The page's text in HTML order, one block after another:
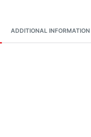
ADDITIONAL INFORMATION